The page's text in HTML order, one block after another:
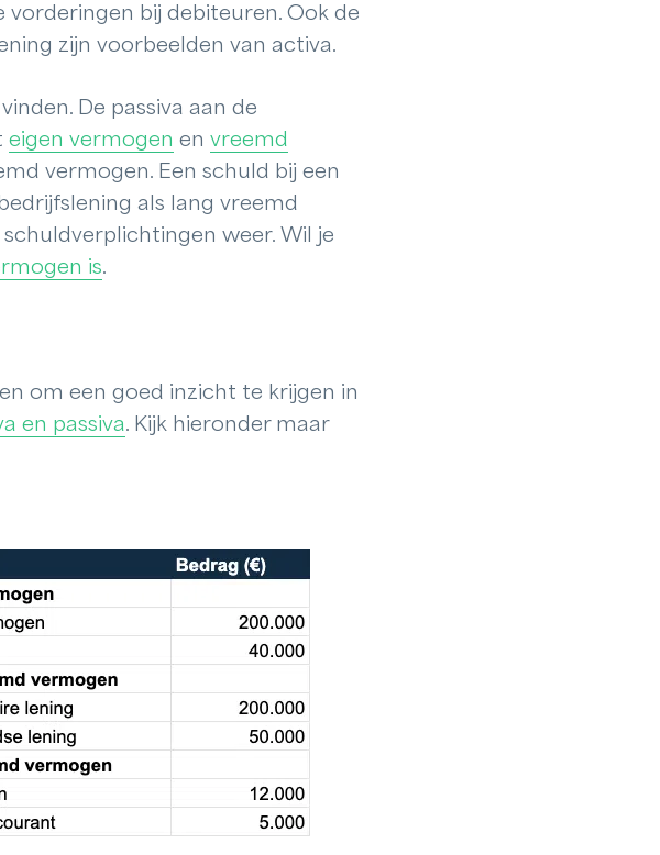
bij debiteuren. Ook de
zijn voorbeelden van activa.
De passiva aan de
eigen vermogen en vreemd
vermogen. Een schuld bij een
als lang vreemd
weer. Wil je
is.
om een goed inzicht te krijgen in
en passiva. Kijk hieronder maar